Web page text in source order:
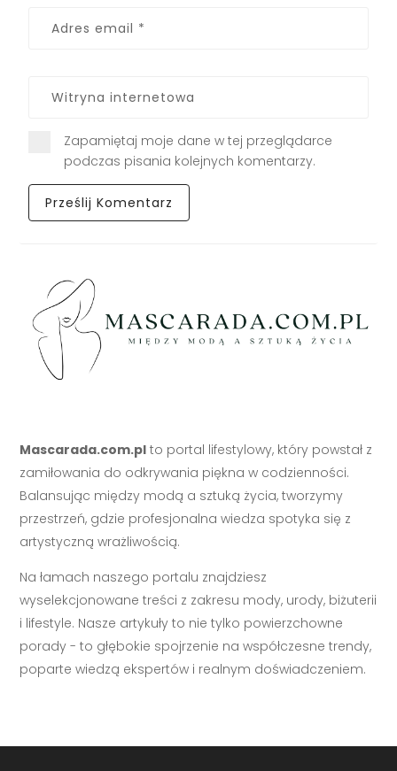
Zapamiętaj moje dane w tej przeglądarce
podczas pisania kolejnych komentarzy.
Mascarada.com.pl to portal lifestylowy, który powstał z
zamiłowania do odkrywania piękna w codzienności.
Balansując między modą a sztuką życia, tworzymy
przestrzeń, gdzie profesjonalna wiedza spotyka się z
artystyczną wrażliwością.
Na łamach naszego portalu znajdziesz
wyselekcjonowane treści z zakresu mody, urody, biżuterii
i lifestyle. Nasze artykuły to nie tylko powierzchowne
porady - to głębokie spojrzenie na współczesne trendy,
poparte wiedzą ekspertów i realnym doświadczeniem.